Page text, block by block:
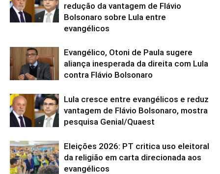
redução da vantagem de Flávio
Bolsonaro sobre Lula entre
evangélicos
Evangélico, Otoni de Paula sugere
aliança inesperada da direita com Lula
contra Flávio Bolsonaro
Lula cresce entre evangélicos e reduz
vantagem de Flávio Bolsonaro, mostra
pesquisa Genial/Quaest
Eleições 2026: PT critica uso eleitoral
da religião em carta direcionada aos
evangélicos